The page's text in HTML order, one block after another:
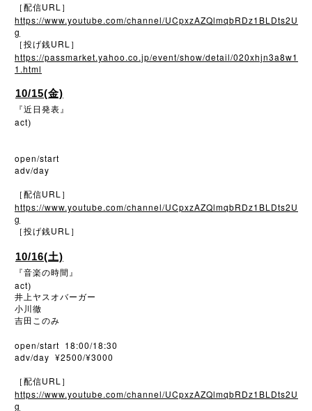
［配信URL ］
https://www.youtube.com/channel/UCpxzAZQlmqbRDz1BLDts2U
g
［投げ銭URL ］
https://passmarket.yahoo.co.jp/event/show/detail/020xhjn3a8w1
1.html
10/15(金)
『近日発表』
act)
open/start
adv/day
［配信URL ］
https://www.youtube.com/channel/UCpxzAZQlmqbRDz1BLDts2U
g
［投げ銭URL ］
10/16(土)
『音楽の時間』
act)
井上ヤスオバーガー
小川徹
吉田このみ
open/start 18:00/18:30
adv/day ¥2500/¥3000
［配信URL ］
https://www.youtube.com/channel/UCpxzAZQlmqbRDz1BLDts2U
g